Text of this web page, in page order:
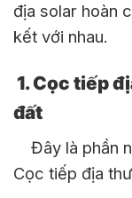
địa solar hoàn
kết với nhau.
1. Cọc tiếp
đất
Đây là phần
Cọc tiếp địa